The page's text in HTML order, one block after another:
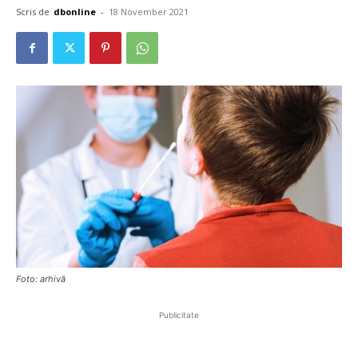
Scris de dbonline - 18 November 2021
Foto: arhivă
Publicitate